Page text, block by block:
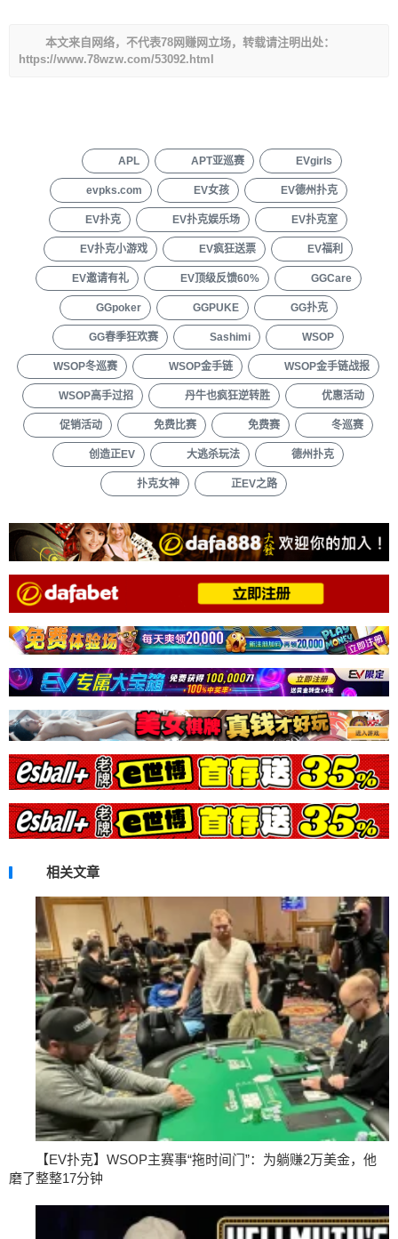
本文来自网络，不代表78网赚网立场，转载请注明出处：
https://www.78wzw.com/53092.html
APL APT亚巡赛 EVgirls
evpks.com EV女孩 EV德州扑克
EV扑克 EV扑克娱乐场 EV扑克室
EV扑克小游戏 EV疯狂送票 EV福利
EV邀请有礼 EV顶级反馈60% GGCare
GGpoker GGPUKE GG扑克
GG春季狂欢赛 Sashimi WSOP
WSOP冬巡赛 WSOP金手链 WSOP金手链战报
WSOP高手过招 丹牛也疯狂逆转胜 优惠活动
促销活动 免费比赛 免费赛 冬巡赛
创造正EV 大逃杀玩法 德州扑克
扑克女神 正EV之路
相关文章
【EV扑克】WSOP主赛事“拖时间门”：为躺赚2万美金，他
磨了整整17分钟